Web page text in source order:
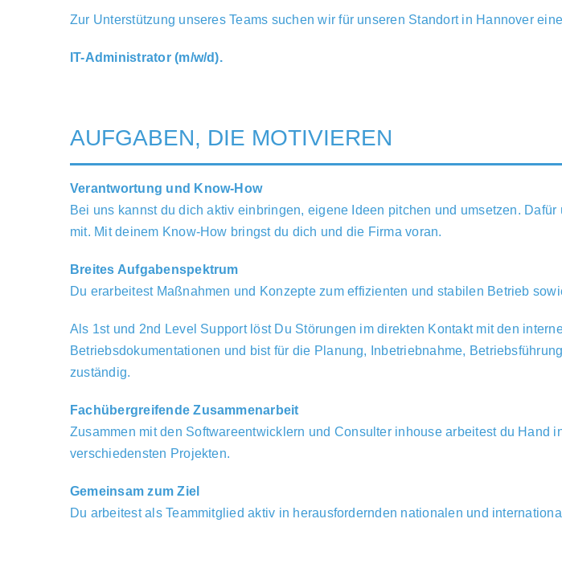
Zur Unterstützung unseres Teams suchen wir für unseren Standort in Hannover
IT-Administrator (m/w/d).
AUFGABEN, DIE MOTIVIEREN
Verantwortung und Know-How
Bei uns kannst du dich aktiv einbringen, eigene Ideen pitchen und umsetzen.
mit. Mit deinem Know-How bringst du dich und die Firma voran.
Breites Aufgabenspektrum
Du erarbeitest Maßnahmen und Konzepte zum effizienten und stabilen Betrieb
Als 1st und 2nd Level Support löst Du Störungen im direkten Kontakt mit den
Betriebsdokumentationen und bist für die Planung, Inbetriebnahme,
zuständig.
Fachübergreifende Zusammenarbeit
Zusammen mit den Softwareentwicklern und Consulter inhouse arbeitest du Hand
verschiedensten Projekten.
Gemeinsam zum Ziel
Du arbeitest als Teammitglied aktiv in herausfordernden nationalen und